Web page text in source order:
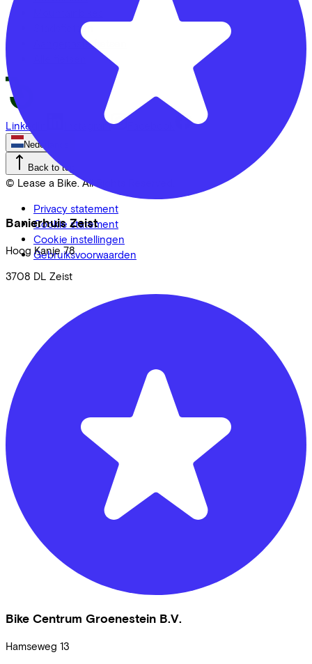
Banierhuis Zeist
Hoog Kanje 78
3708 DL Zeist
Bike Centrum Groenestein B.V.
Hamseweg 13
Stadsfietsen
Aangepaste fietsen
LinkedIn Instagram
Nederlands
Back to top
© Lease a Bike. All Rights Reserved.
Privacy statement
Cookie statement
Cookie instellingen
Gebruiksvoorwaarden